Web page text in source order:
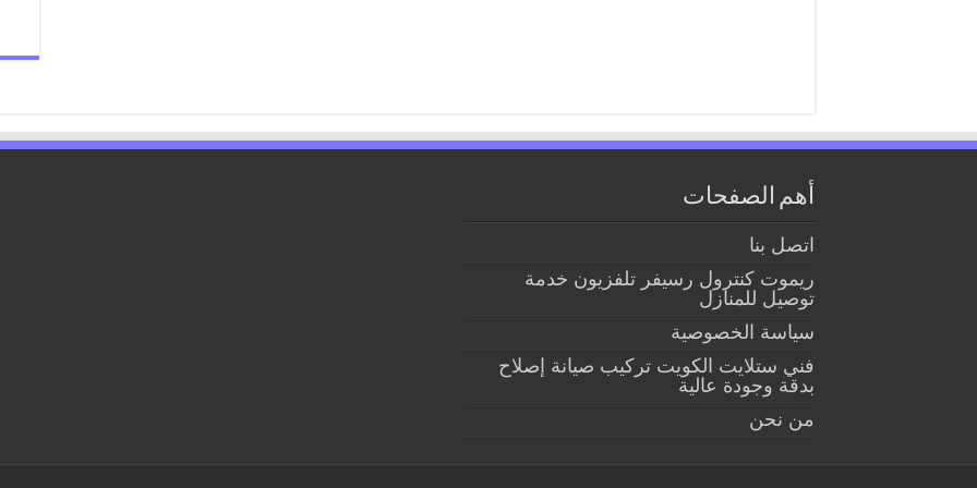
أهم الصفحات
اتصل بنا
ريموت كنترول رسيفر تلفزيون خدمة
توصيل للمنازل
سياسة الخصوصية
فني ستلايت الكويت تركيب صيانة إصلاح
بدقة وجودة عالية
من نحن